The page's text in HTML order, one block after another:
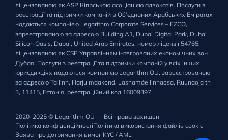
ліцензованою як ASP Кіпрською асоціацією адвокатів. Послуги з
реєстрації та підтримки компаній в Об’єднаних Арабських Еміратах
надаються компанією Legarithm Corporate Services – FZCO,
зареєстрованою за адресою Building A1, Dubai Digital Park, Dubai
Silicon Oasis, Dubai, United Arab Emirates, номер ліцензії 54765,
ліцензованою як CSP Управлінням інтегрованих економічних зон
Дубая. Послуги з реєстрації та підтримки компаній у всіх інших
юрисдикціях надаються компанією Legarithm OU, зареєстрованою
за адресою Tallinn, Harju maakond, Lasnamäe linnaosa, Ruunaoja tn
3, 11415, Естонія, реєстраційний код 16009397.
2020–2025 © Legarithm OÜ — Всі права захищені
Політика конфіденційностіПолітика використання файлів cookie
Заява про дотримання вимог KYC / AML